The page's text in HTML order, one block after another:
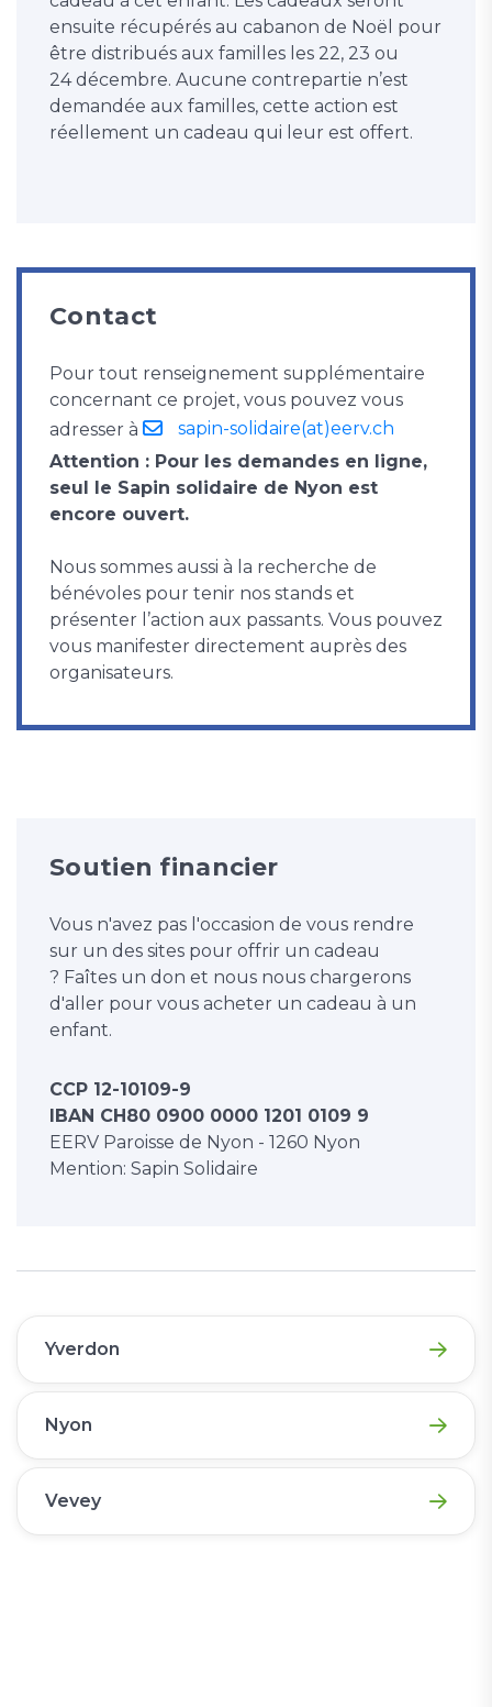
ensuite récupérés au cabanon de Noël pour
être distribués aux familles les 22, 23 ou
24 décembre. Aucune contrepartie n’est
demandée aux familles, cette action est
réellement un cadeau qui leur est offert.
Contact
Pour tout renseignement supplémentaire
concernant ce projet, vous pouvez vous
adresser à
sapin-solidaire(at)eerv.ch
Attention : Pour les demandes en ligne,
seul le Sapin solidaire de Nyon est
encore ouvert.
Nous sommes aussi à la recherche de
bénévoles pour tenir nos stands et
présenter l’action aux passants. Vous pouvez
vous manifester directement auprès des
organisateurs.
Soutien financier
Vous n'avez pas l'occasion de vous rendre
sur un des sites pour offrir un cadeau
? Faîtes un don et nous nous chargerons
d'aller pour vous acheter un cadeau à un
enfant.
CCP 12-10109-9
IBAN CH80 0900 0000 1201 0109 9
EERV Paroisse de Nyon - 1260 Nyon
Mention: Sapin Solidaire
Yverdon
Nyon
Vevey